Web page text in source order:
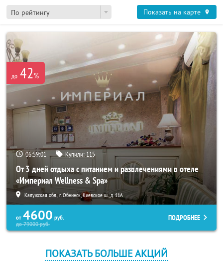
По рейтингу Показать на карте
до 42%
06:59:01 Купили:115
От 3 дней отдыха с питанием и развлечениями в отеле
«Империал Wellness & Spa»
Калужская обл., г. Обнинск, Киевское ш., д. 11А
от 4600 руб.
до79000руб.
ПОДРОБНЕЕ
ПОКАЗАТЬ БОЛЬШЕ АКЦИЙ